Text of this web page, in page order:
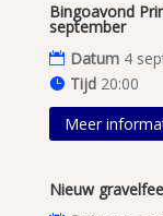
Bingoavond
september
Datum 4
Tijd 20:00
Meer
Nieuw